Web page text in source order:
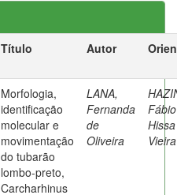
Título Autor
Morfologia,
identificação
molecular e
movimentação
do tubarão
lombo-preto,
Carcharhinus
LANA,
Fernanda
de
Oliveira
Fábio
Hissa
Vieira